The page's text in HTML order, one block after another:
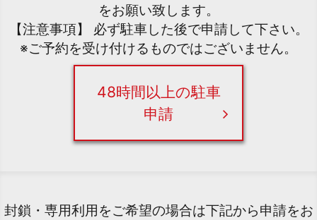
をお願い致します。
【注意事項】 必ず駐車した後で申請して下さい。
※ご予約を受け付けるものではございません。
48時間以上の駐車
申請
封鎖・専用利用をご希望の場合は下記から申請をお